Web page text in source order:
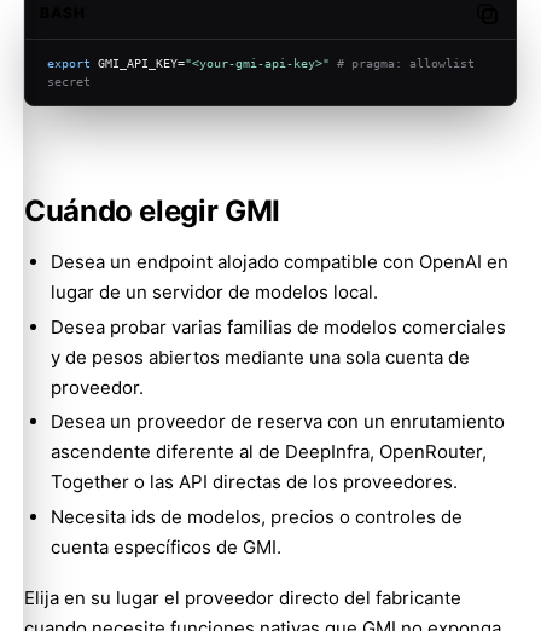
export GMI_API_KEY="<your-gmi-api-key>" # pragma: allowlist
secret
Cuándo elegir GMI
Desea un endpoint alojado compatible con OpenAI en
lugar de un servidor de modelos local.
Desea probar varias familias de modelos comerciales
y de pesos abiertos mediante una sola cuenta de
proveedor.
Desea un proveedor de reserva con un enrutamiento
ascendente diferente al de DeepInfra, OpenRouter,
Together o las API directas de los proveedores.
Necesita ids de modelos, precios o controles de
cuenta específicos de GMI.
Elija en su lugar el proveedor directo del fabricante